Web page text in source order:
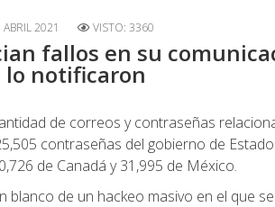
2021 VISTO: 3360
fallos en su
lo notificaron
de correos y contraseñas
contraseñas del gobierno de
de Canadá y 31,995 de México.
de un hackeo masivo en el que